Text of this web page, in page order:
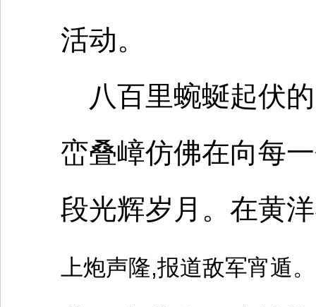
活动。
八百里蜿蜒起伏
峦叠嶂仿佛在向每
段光辉岁月。在黄
上炮声隆,报道敌军宵遁。